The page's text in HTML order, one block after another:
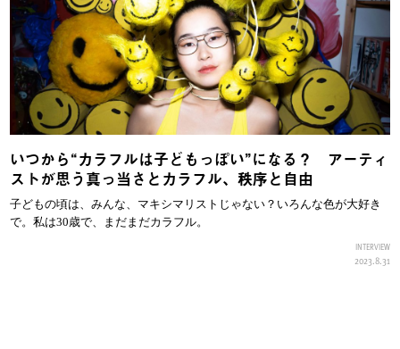
いつから“カラフルは子どもっぽい”になる？ アーティ
ストが思う真っ当さとカラフル、秩序と自由
子どもの頃は、みんな、マキシマリストじゃない？いろんな色が大好き
で。私は30歳で、まだまだカラフル。
INTERVIEW
2023.8.31